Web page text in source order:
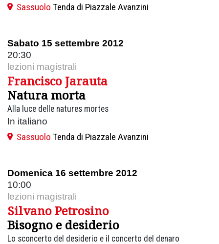
Sassuolo Tenda di Piazzale Avanzini
Sabato 15 settembre 2012
20:30
lezioni magistrali
Francisco Jarauta
Natura morta
Alla luce delle natures mortes
In italiano
Sassuolo Tenda di Piazzale Avanzini
Domenica 16 settembre 2012
10:00
lezioni magistrali
Silvano Petrosino
Bisogno e desiderio
Lo sconcerto del desiderio e il concerto del denaro